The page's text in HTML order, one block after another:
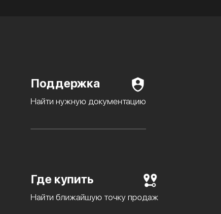
Поддержка
Найти нужную документацию
Где купить
Найти ближайшую точку продаж